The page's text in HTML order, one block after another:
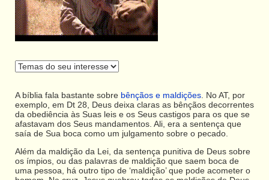
A bíblia fala bastante sobre bênçãos e maldições . No AT, por
exemplo, em Dt 28, Deus deixa claras as bênçãos decorrentes
da obediência às Suas leis e os Seus castigos para os que se
afastavam dos Seus mandamentos. Ali, era a sentença que
saía de Sua boca como um julgamento sobre o pecado.
Além da maldição da Lei, da sentença punitiva de Deus sobre
os ímpios, ou das palavras de maldição que saem boca de
uma pessoa, há outro tipo de ‘maldição’ que pode acometer o